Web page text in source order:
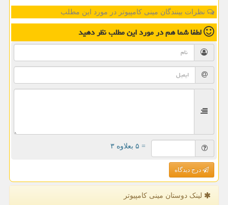
نظرات بینندگان مینی کامپیوتر در مورد این مطلب
لطفا شما همدر مورد این مطلبنظر دهید
= ۵ بعلاوه ۳
درج دیدگاه
لینک دوستان مینی كامپیوتر